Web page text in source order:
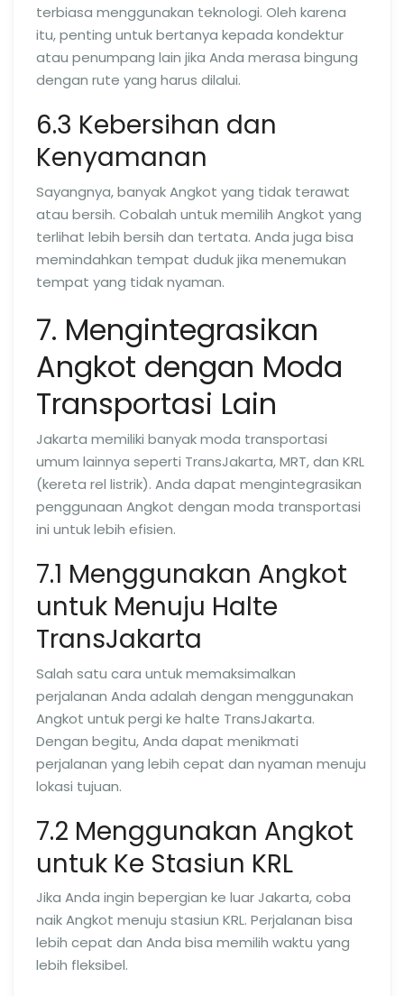
terbiasa menggunakan teknologi. Oleh karena
itu, penting untuk bertanya kepada kondektur
atau penumpang lain jika Anda merasa bingung
dengan rute yang harus dilalui.
6.3 Kebersihan dan
Kenyamanan
Sayangnya, banyak Angkot yang tidak terawat
atau bersih. Cobalah untuk memilih Angkot yang
terlihat lebih bersih dan tertata. Anda juga bisa
memindahkan tempat duduk jika menemukan
tempat yang tidak nyaman.
7. Mengintegrasikan
Angkot dengan Moda
Transportasi Lain
Jakarta memiliki banyak moda transportasi
umum lainnya seperti TransJakarta, MRT, dan KRL
(kereta rel listrik). Anda dapat mengintegrasikan
penggunaan Angkot dengan moda transportasi
ini untuk lebih efisien.
7.1 Menggunakan Angkot
untuk Menuju Halte
TransJakarta
Salah satu cara untuk memaksimalkan
perjalanan Anda adalah dengan menggunakan
Angkot untuk pergi ke halte TransJakarta.
Dengan begitu, Anda dapat menikmati
perjalanan yang lebih cepat dan nyaman menuju
lokasi tujuan.
7.2 Menggunakan Angkot
untuk Ke Stasiun KRL
Jika Anda ingin bepergian ke luar Jakarta, coba
naik Angkot menuju stasiun KRL. Perjalanan bisa
lebih cepat dan Anda bisa memilih waktu yang
lebih fleksibel.